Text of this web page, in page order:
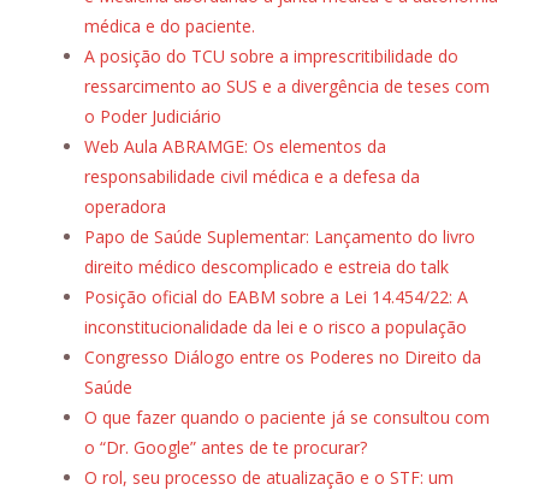
médica e do paciente.
A posição do TCU sobre a imprescritibilidade do
ressarcimento ao SUS e a divergência de teses com
o Poder Judiciário
Web Aula ABRAMGE: Os elementos da
responsabilidade civil médica e a defesa da
operadora
Papo de Saúde Suplementar: Lançamento do livro
direito médico descomplicado e estreia do talk
Posição oficial do EABM sobre a Lei 14.454/22: A
inconstitucionalidade da lei e o risco a população
Congresso Diálogo entre os Poderes no Direito da
Saúde
O que fazer quando o paciente já se consultou com
o “Dr. Google” antes de te procurar?
O rol, seu processo de atualização e o STF: um